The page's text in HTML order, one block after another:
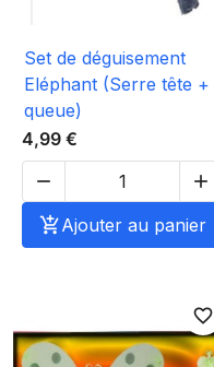
Set de déguisement
Eléphant (Serre tête +
queue)
4,99 €


Ajouter au panier
favorite_border